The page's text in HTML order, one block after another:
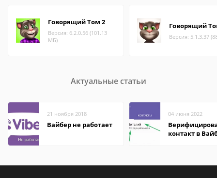
Говорящий Том 2
Версия: 6.2.0.56 (101.13
МБ)
Говорящий
Версия: 5.1.3.37
Актуальные статьи
21 ноября 2018
Вайбер не работает
04 июня 2022
контакт в